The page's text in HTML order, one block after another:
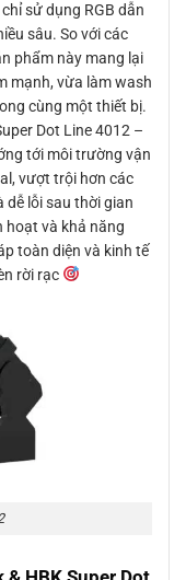
sử dụng RGB dẫn
sâu. So với các
phẩm này mang lại
mạnh, vừa làm wash
cùng một thiết bị.
Dot Line 4012 –
tới môi trường vận
vượt trội hơn các
dễ lỗi sau thời gian
hoạt và khả năng
toàn diện và kinh tế
rời rạc